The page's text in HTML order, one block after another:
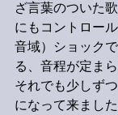
ざ言葉のついた
にもコントロー
音域）ショック
る、音程が定ま
それでも少しず
になって来まし